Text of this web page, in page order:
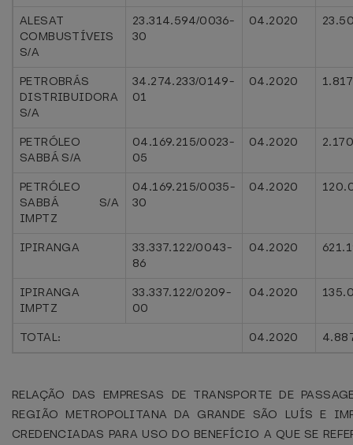
ALESAT
COMBUSTÍVEIS
S/A
23.314.594/0036-
30
04.2020
PETROBRÁS
DISTRIBUIDORA
S/A
34.274.233/0149-
01
04.2020
PETRÓLEO
SABBÁ S/A
04.169.215/0023-
05
04.2020
PETRÓLEO
SABBÁ S/A
IMPTZ
04.169.215/0035-
30
04.2020
IPIRANGA
33.337.122/0043-
86
04.2020
IPIRANGA
IMPTZ
33.337.122/0209-
00
04.2020
TOTAL: 04.2020
RELAÇÃO DAS EMPRESAS DE TRANSPORTE DE
REGIÃO METROPOLITANA DA GRANDE SÃO LUÍS E
CREDENCIADAS PARA USO DO BENEFÍCIO A QUE SE